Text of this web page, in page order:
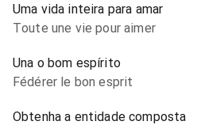
Uma vida inteira para amar
Toute une vie pour aimer
Una o bom espírito
Fédérer le bon esprit
Obtenha a entidade composta